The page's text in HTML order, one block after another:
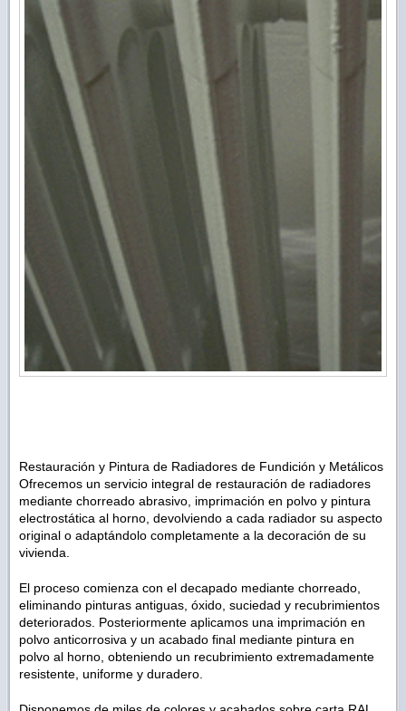
Restauración y Pintura de Radiadores de Fundición y Metálicos
Ofrecemos un servicio integral de restauración de radiadores
mediante chorreado abrasivo, imprimación en polvo y pintura
electrostática al horno, devolviendo a cada radiador su aspecto
original o adaptándolo completamente a la decoración de su
vivienda.
El proceso comienza con el decapado mediante chorreado,
eliminando pinturas antiguas, óxido, suciedad y recubrimientos
deteriorados. Posteriormente aplicamos una imprimación en
polvo anticorrosiva y un acabado final mediante pintura en
polvo al horno, obteniendo un recubrimiento extremadamente
resistente, uniforme y duradero.